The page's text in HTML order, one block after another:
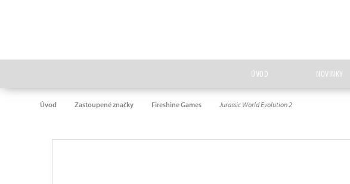
ÚVOD NOVINKY
Úvod Zastoupené značky Fireshine Games Jurassic World Evolution 2